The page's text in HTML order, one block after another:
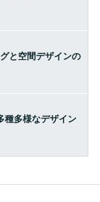
と空間デザインの
種多様なデザイン